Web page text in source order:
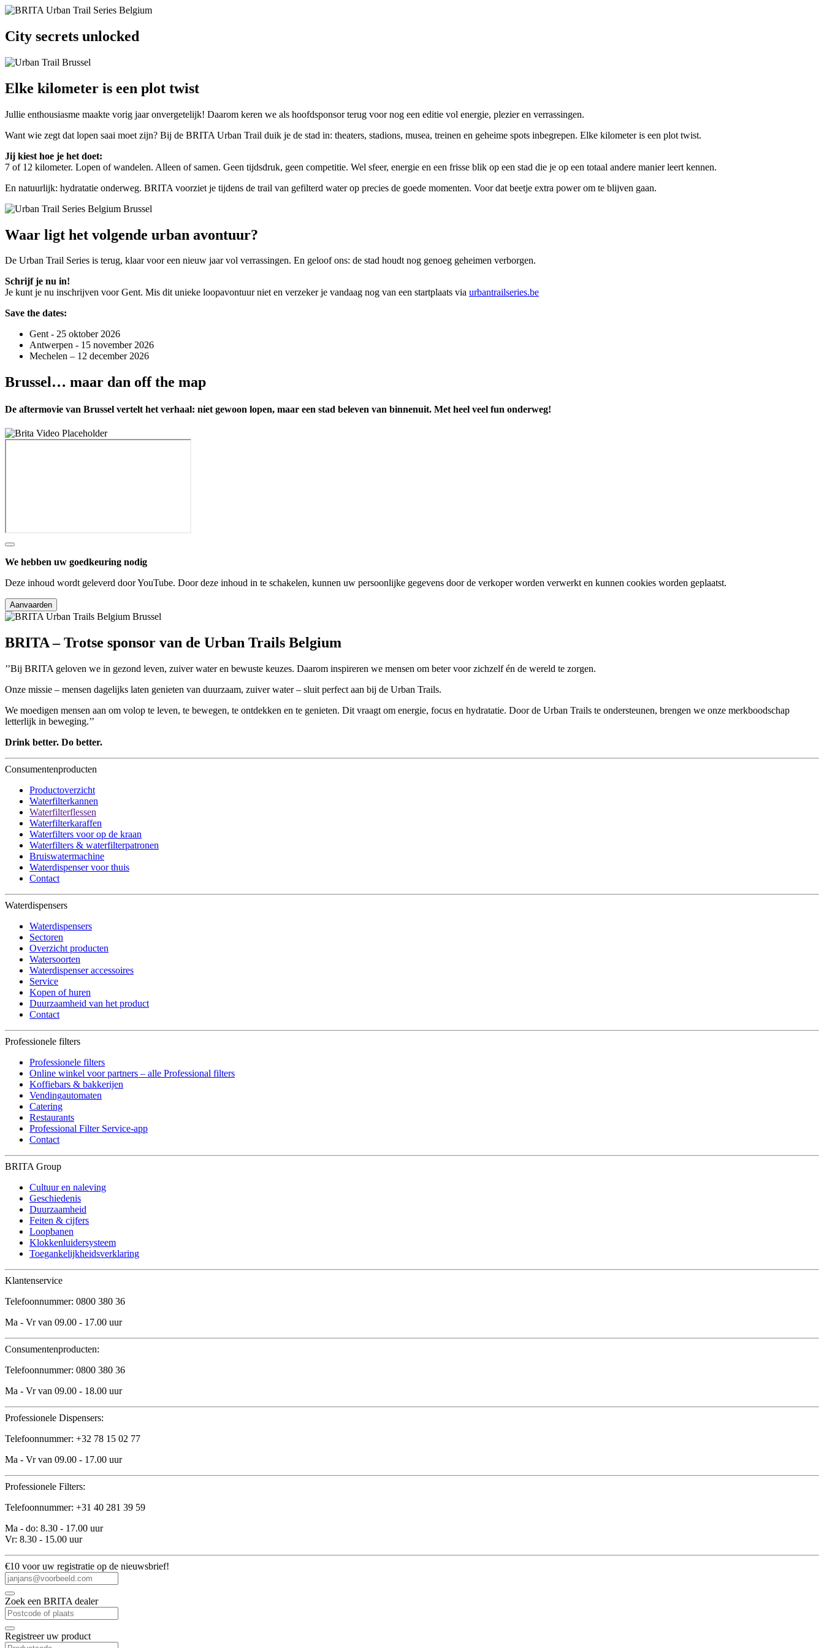
City secrets unlocked
Elke kilometer is een plot twist
Jullie enthousiasme maakte vorig jaar onvergetelijk! Daarom keren we als hoofdsponsor terug voor nog een editie vol energie, plezier en verrassingen.
Want wie zegt dat lopen saai moet zijn? Bij de BRITA Urban Trail duik je de stad in: theaters, stadions, musea, treinen en geheime spots inbegrepen. Elke kilometer is een plot twist.
Jij kiest hoe je het doet:
7 of 12 kilometer. Lopen of wandelen. Alleen of samen. Geen tijdsdruk, geen competitie. Wel sfeer, energie en een frisse blik op een stad die je op een totaal andere manier leert kennen.
En natuurlijk: hydratatie onderweg. BRITA voorziet je tijdens de trail van gefilterd water op precies de goede momenten. Voor dat beetje extra power om te blijven gaan.
Waar ligt het volgende urban avontuur?
De Urban Trail Series is terug, klaar voor een nieuw jaar vol verrassingen. En geloof ons: de stad houdt nog genoeg geheimen verborgen.
Schrijf je nu in!
Je kunt je nu inschrijven voor Gent. Mis dit unieke loopavontuur niet en verzeker je vandaag nog van een startplaats via urbantrailseries.be
Save the dates:
Gent - 25 oktober 2026
Antwerpen - 15 november 2026
Mechelen – 12 december 2026
Brussel… maar dan off the map
De aftermovie van Brussel vertelt het verhaal: niet gewoon lopen, maar een stad beleven van binnenuit. Met heel veel fun onderweg!
We hebben uw goedkeuring nodig
Deze inhoud wordt geleverd door YouTube. Door deze inhoud in te schakelen, kunnen uw persoonlijke gegevens door de verkoper worden verwerkt en kunnen cookies worden geplaatst.
Aanvaarden
BRITA – Trotse sponsor van de Urban Trails Belgium
’’Bij BRITA geloven we in gezond leven, zuiver water en bewuste keuzes. Daarom inspireren we mensen om beter voor zichzelf én de wereld te zorgen.
Onze missie – mensen dagelijks laten genieten van duurzaam, zuiver water – sluit perfect aan bij de Urban Trails.
We moedigen mensen aan om volop te leven, te bewegen, te ontdekken en te genieten. Dit vraagt om energie, focus en hydratatie. Door de Urban Trails te ondersteunen, brengen we onze merkboodschap
letterlijk in beweging.’’
Drink better. Do better.
Consumentenproducten
Productoverzicht
Waterfilterkannen
Waterfilterflessen
Waterfilterkaraffen
Waterfilters voor op de kraan
Waterfilters & waterfilterpatronen
Bruiswatermachine
Waterdispenser voor thuis
Contact
Waterdispensers
Waterdispensers
Sectoren
Overzicht producten
Watersoorten
Waterdispenser accessoires
Service
Kopen of huren
Duurzaamheid van het product
Contact
Professionele filters
Professionele filters
Online winkel voor partners – alle Professional filters
Koffiebars & bakkerijen
Vendingautomaten
Catering
Restaurants
Professional Filter Service-app
Contact
BRITA Group
Cultuur en naleving
Geschiedenis
Duurzaamheid
Feiten & cijfers
Loopbanen
Klokkenluidersysteem
Toegankelijkheidsverklaring
Klantenservice
Telefoonnummer: 0800 380 36
Ma - Vr van 09.00 - 17.00 uur
Consumentenproducten:
Telefoonnummer: 0800 380 36
Ma - Vr van 09.00 - 18.00 uur
Professionele Dispensers:
Telefoonnummer: +32 78 15 02 77
Ma - Vr van 09.00 - 17.00 uur
Professionele Filters:
Telefoonnummer: +31 40 281 39 59
Ma - do: 8.30 - 17.00 uur
Vr: 8.30 - 15.00 uur
€10 voor uw registratie op de nieuwsbrief!
Zoek een BRITA dealer
Registreer uw product